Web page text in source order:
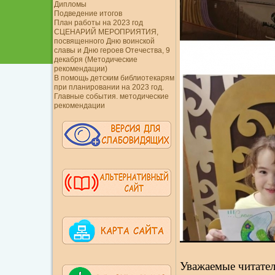
Дипломы
Подведение итогов
План работы на 2023 год
СЦЕНАРИЙ МЕРОПРИЯТИЯ,
посвященного Дню воинской
славы и Дню героев Отечества, 9
декабря (Методические
рекомендации)
В помощь детским библиотекарям
при планировании на 2023 год.
Главные события. методические
рекомендации
Уважаемые